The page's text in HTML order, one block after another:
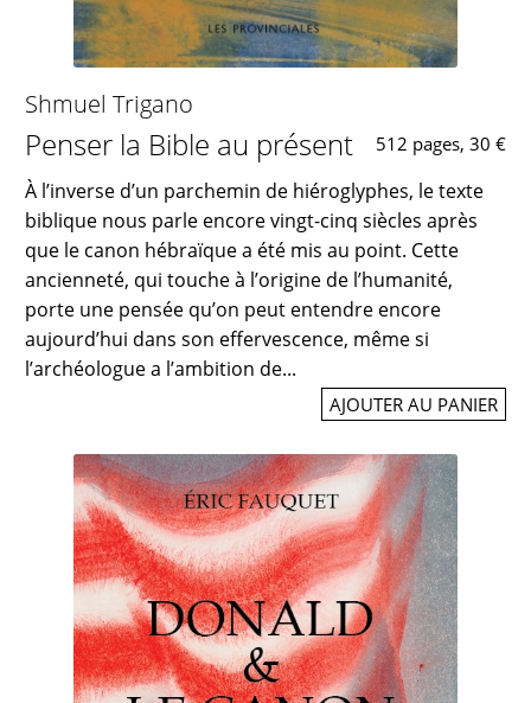
Shmuel Trigano
Penser la Bible au présent 512 pages, 30 €
À l’inverse d’un parchemin de hiéroglyphes, le texte
biblique nous parle encore vingt-cinq siècles après
que le canon hébraïque a été mis au point. Cette
ancienneté, qui touche à l’origine de l’humanité,
porte une pensée qu’on peut entendre encore
aujourd’hui dans son effervescence, même si
l’archéologue a l’ambition de...
AJOUTER AU PANIER